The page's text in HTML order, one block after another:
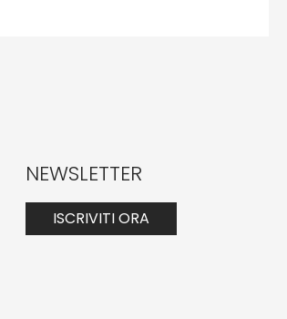
NEWSLETTER
ISCRIVITI ORA